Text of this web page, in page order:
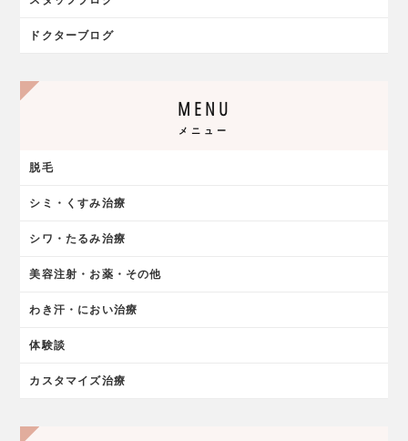
ドクターブログ
MENU
メニュー
脱毛
シミ・くすみ治療
シワ・たるみ治療
美容注射・お薬・その他
わき汗・におい治療
体験談
カスタマイズ治療